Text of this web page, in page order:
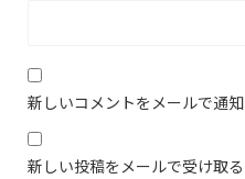
新しいコメントをメールで通知
新しい投稿をメールで受け取る